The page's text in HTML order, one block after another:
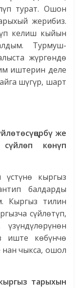
турат. Ошон
жерибиз.
келиш кыйын
Турмуш-
жүргөндө
иштерин деле
шүгүр, шарт
же
көнүп
кыргыз
балдарды
Кыргыз тилин
сүйлөтүп,
иште көбүнчө
нан чыкса, ошол
тарыхын